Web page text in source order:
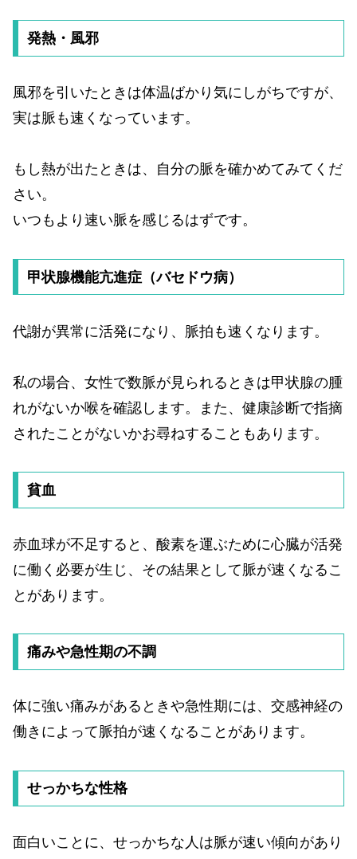
発熱・風邪
風邪を引いたときは体温ばかり気にしがちですが、
実は脈も速くなっています。
もし熱が出たときは、自分の脈を確かめてみてくだ
さい。
いつもより速い脈を感じるはずです。
甲状腺機能亢進症（バセドウ病）
代謝が異常に活発になり、脈拍も速くなります。
私の場合、女性で数脈が見られるときは甲状腺の腫
れがないか喉を確認します。また、健康診断で指摘
されたことがないかお尋ねすることもあります。
貧血
赤血球が不足すると、酸素を運ぶために心臓が活発
に働く必要が生じ、その結果として脈が速くなるこ
とがあります。
痛みや急性期の不調
体に強い痛みがあるときや急性期には、交感神経の
働きによって脈拍が速くなることがあります。
せっかちな性格
面白いことに、せっかちな人は脈が速い傾向があり